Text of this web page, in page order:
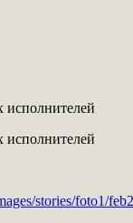
исполнителей
исполнителей
stories/foto1/